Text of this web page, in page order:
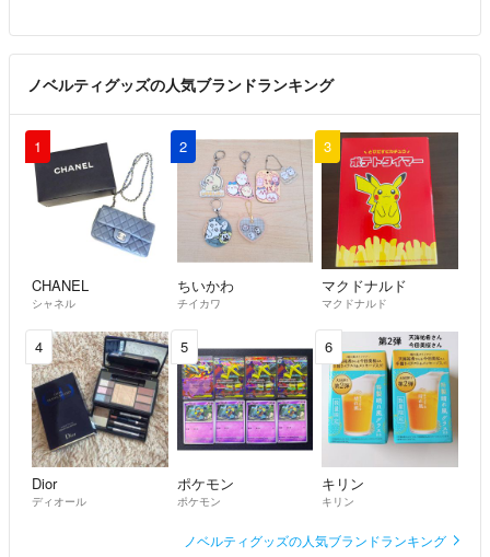
ノベルティグッズの人気ブランドランキング
1
CHANEL
シャネル
2
ちいかわ
チイカワ
3
マクドナルド
マクドナルド
4
Dior
ディオール
5
ポケモン
ポケモン
6
キリン
キリン
ノベルティグッズの人気ブランドランキング